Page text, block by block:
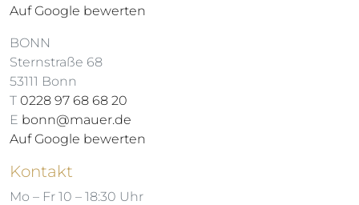
Auf Google bewerten
BONN
Sternstraße 68
53111 Bonn
T 0228 97 68 68 20
E bonn@mauer.de
Auf Google bewerten
Kontakt
Mo – Fr 10 – 18:30 Uhr